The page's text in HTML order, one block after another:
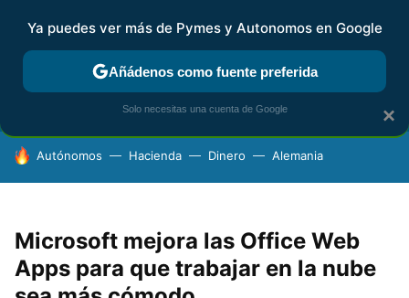
FISCALIDAD Y CONTABILIDAD KIT DIGITAL RENTA
HOY SE HABLA DE
Autónomos Hacienda Dinero Alemania
Microsoft mejora las Office Web
Apps para que trabajar en la nube
×
Ya puedes ver más de Pymes y Autonomos en Google
Añádenos como fuente preferida
Solo necesitas una cuenta de Google